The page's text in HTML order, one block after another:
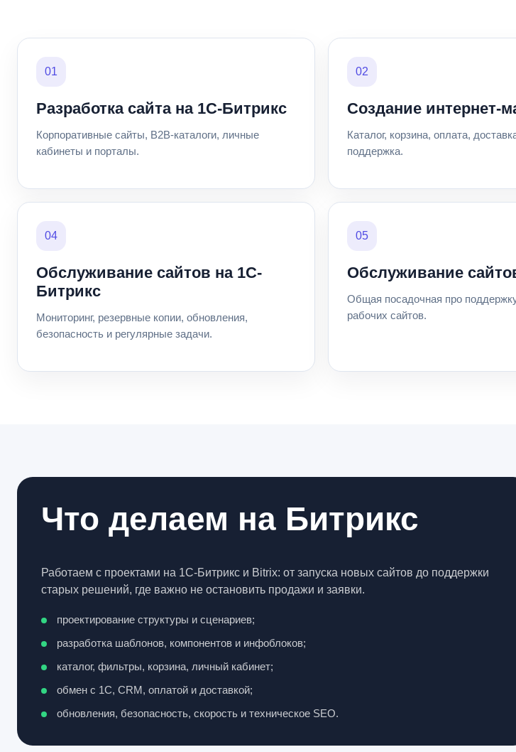
01
Разработка сайта на 1С-Битрикс
Корпоративные сайты, B2B-каталоги, личные
кабинеты и порталы.
02
Создание интернет-
Каталог, корзина, оплата,
поддержка.
04
Обслуживание сайтов на 1С-
Битрикс
Мониторинг, резервные копии, обновления,
безопасность и регулярные задачи.
05
Обслуживание
Общая посадочная про
рабочих сайтов.
Что делаем на Битрикс
Работаем с проектами на 1С-Битрикс и Bitrix: от запуска новых сайтов до поддержки
старых решений, где важно не остановить продажи и заявки.
проектирование структуры и сценариев;
разработка шаблонов, компонентов и инфоблоков;
каталог, фильтры, корзина, личный кабинет;
обмен с 1С, CRM, оплатой и доставкой;
обновления, безопасность, скорость и техническое SEO.